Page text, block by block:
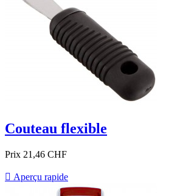
Couteau flexible
Prix 21,46 CHF
 Aperçu rapide